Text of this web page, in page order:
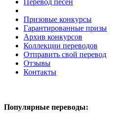
Перевод песен
Призовые конкурсы
Гарантированные призы
Архив конкурсов
Коллекции переводов
Отправить свой перевод
Отзывы
Контакты
Популярные переводы: